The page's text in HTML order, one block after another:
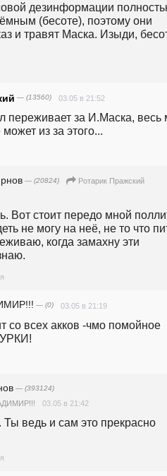
дезинформации
(бесоте), поэтому они
и травят Маска. Изыди,
— (13560) 03.05 в 21:52
переживает за И.Маска, весь
из за этого...
— (20824)
Ротарик Пражский
Вот стоит передо мной
не могу на неё, не то что
когда замахну эти
— (0) 03.05 в 21:19
со всех акков -чмо помойное
— (393124)
03.05 в 21:42
Ты ведь и сам это прекрасно